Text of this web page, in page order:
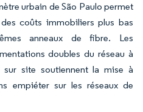
urbain de São Paulo permet
coûts immobiliers plus bas
anneaux de fibre. Les
doubles du réseau à
site soutiennent la mise à
empiéter sur les réseaux de